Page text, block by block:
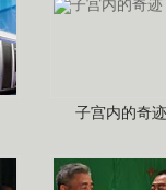
子宫内的奇迹